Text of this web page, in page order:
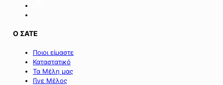
Ο ΣΑΤΕ
Ποιοι είμαστε
Καταστατικό
Τα Μέλη μας
Γίνε Μέλος